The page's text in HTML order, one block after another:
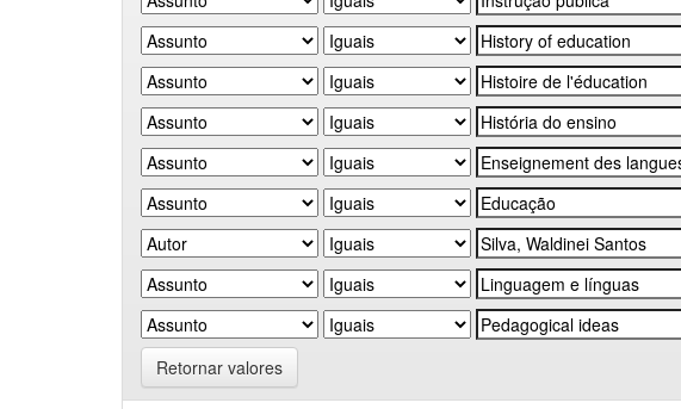
Retornar valores